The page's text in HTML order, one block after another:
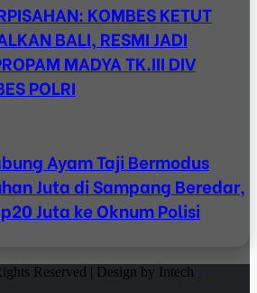
KOMBES KETUT
BALI, RESMI JADI
MADYA TK.III DIV
POLRI
Ayam Taji Bermodus
Juta di Sampang Beredar,
Juta ke Oknum Polisi
Reserved | Design by Intech .